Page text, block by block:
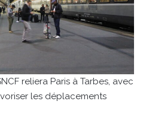
reliera Paris à Tarbes, avec
les déplacements